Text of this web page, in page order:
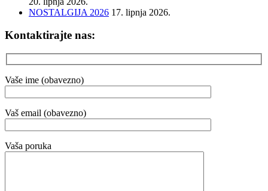
NOSTALGIJA 2026 17. lipnja 2026.
Kontaktirajte nas:
Vaše ime (obavezno)
Vaš email (obavezno)
Vaša poruka